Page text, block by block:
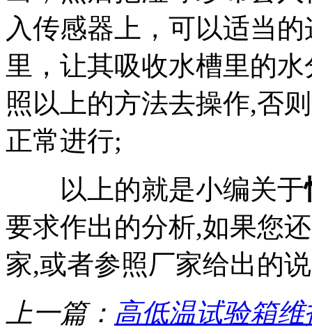
入传感器上，可以适当
里，让其吸收水槽里的
照以上的方法去操作,否
正常进行;
以上的就是小编关于
要求作出的分析,如果您
家,或者参照厂家给出的
上一篇： 高低温试验箱